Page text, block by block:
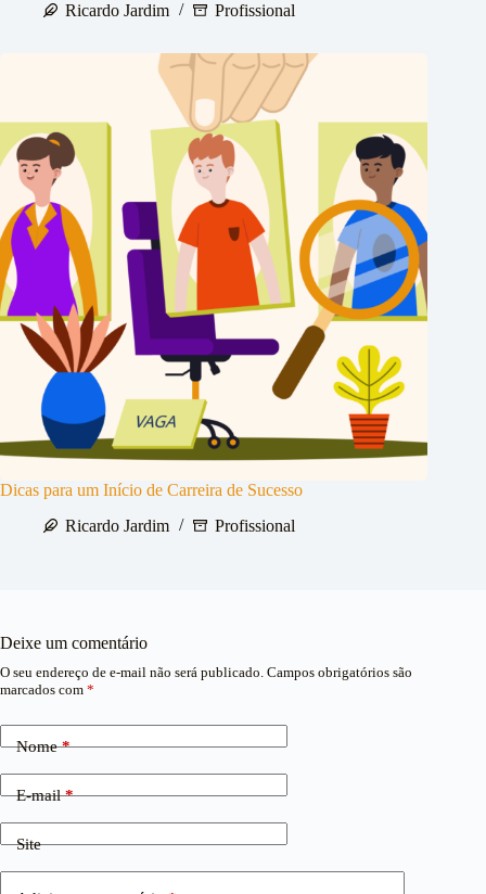
Ricardo Jardim
Profissional
Dicas para um Início de Carreira de Sucesso
Ricardo Jardim
Profissional
Deixe um comentário
O seu endereço de e-mail não será publicado. Campos obrigatórios são
marcados com *
Nome*
E-mail*
Site